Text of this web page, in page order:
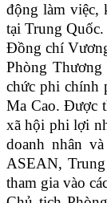
động làm việc,
tại Trung Quốc.
Đồng chí
Phòng
chức phi chính
Ma Cao. Được
xã hội phi lợi
doanh nhân
ASEAN,
tham gia vào